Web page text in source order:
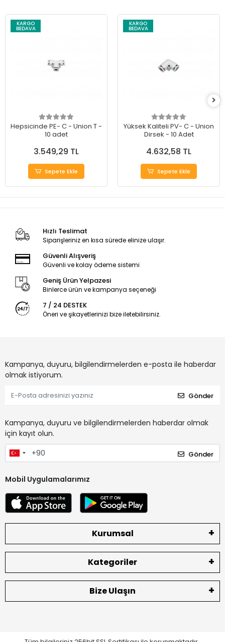
KARGO
BEDAVA
Hepsicinde PE- C - Union T -
10 adet
3.549,29 TL
Sepete Ekle
KARGO
BEDAVA
Yüksek Kaliteli PV- C - Union
Dirsek - 10 Adet
4.632,58 TL
Sepete Ekle
Hızlı Teslimat
Siparişleriniz en kısa sürede elinize ulaşır.
Güvenli Alışveriş
Güvenli ve kolay ödeme sistemi
Geniş Ürün Yelpazesi
Binlerce ürün ve kampanya seçeneği
7 / 24 DESTEK
Öneri ve şikayetlerinizi bize iletebilirsiniz.
Kampanya, duyuru, bilgilendirmelerden e-posta ile haberdar
olmak istiyorum.
Gönder
Kampanya, duyuru ve bilgilendirmelerden haberdar olmak
için kayıt olun.
Gönder
Mobil Uygulamalarımız
Kurumsal
Kategoriler
Bize Ulaşın